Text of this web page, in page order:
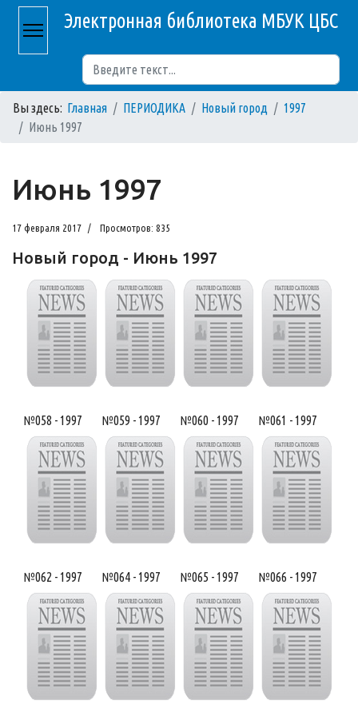
Электронная библиотека МБУК ЦБС
Вы здесь: Главная ПЕРИОДИКА Новый город
1997
Июнь 1997
Июнь 1997
17 февраля 2017 Просмотров: 835
Новый город - Июнь 1997
№058 - 1997 №059 - 1997 №060 - 1997 №061 - 1997
№062 - 1997 №064 - 1997 №065 - 1997 №066 - 1997